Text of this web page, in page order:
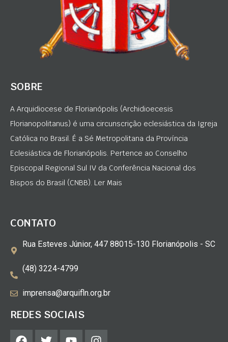
SOBRE
A Arquidiocese de Florianópolis (Archidioecesis
Florianopolitanus) é uma circunscrição eclesiástica da Igreja
Católica no Brasil. É a Sé Metropolitana da Província
Eclesiástica de Florianópolis. Pertence ao Conselho
Episcopal Regional Sul IV da Conferência Nacional dos
Bispos do Brasil (CNBB). Ler Mais
CONTATO
Rua Esteves Júnior, 447 88015-130 Florianópolis - SC
(48) 3224-4799
imprensa@arquifln.org.br
REDES SOCIAIS